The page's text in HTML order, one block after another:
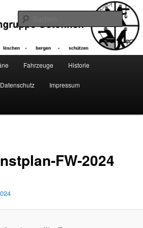
Fahrzeuge Historie
Datenschutz Impressum
FW-2024